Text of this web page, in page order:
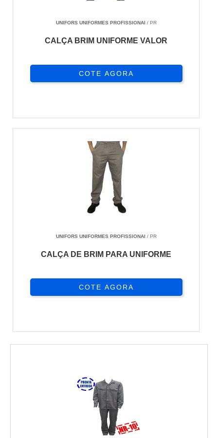
UNIFORS UNIFORMES PROFISSIONAI / PR
CALÇA BRIM UNIFORME VALOR
COTE AGORA
UNIFORS UNIFORMES PROFISSIONAI / PR
CALÇA DE BRIM PARA UNIFORME
COTE AGORA